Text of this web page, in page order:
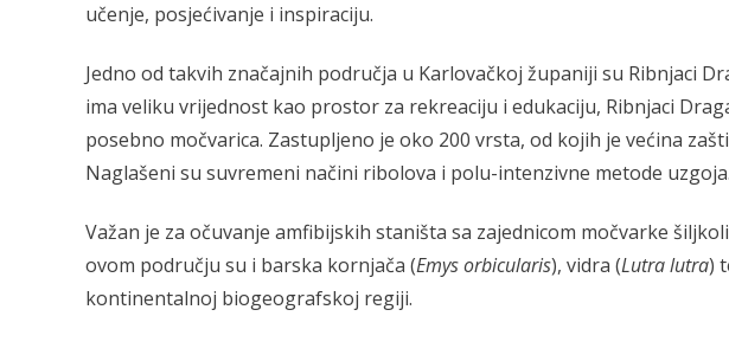
učenje, posjećivanje i inspiraciju.
Jedno od takvih značajnih područja u Karlovačkoj županiji su Ribnjaci
ima veliku vrijednost kao prostor za rekreaciju i edukaciju, Ribnjaci
posebno močvarica. Zastupljeno je oko 200 vrsta, od kojih je većina
Naglašeni su suvremeni načini ribolova i polu-intenzivne metode uzgoja.
Važan je za očuvanje amfibijskih staništa sa zajednicom močvarke
ovom području su i barska kornjača (Emys orbicularis), vidra (Lutra lutra)
kontinentalnoj biogeografskoj regiji.